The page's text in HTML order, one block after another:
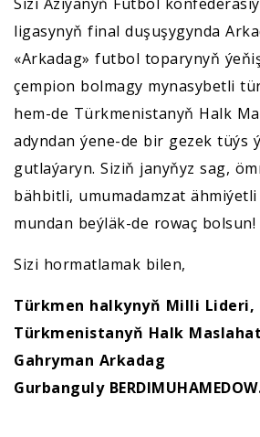
ligasynyň final duşuşygynda
«Arkadag» futbol toparynyň
çempion bolmagy mynasybetli
hem-de Türkmenistanyň Halk
adyndan ýene-de bir gezek tüýs
gutlaýaryn. Siziň janyňyz sag,
bähbitli, umumadamzat
mundan beýläk-de rowaç bolsun!
Sizi hormatlamak bilen,
Türkmen halkynyň Milli Lideri,
Türkmenistanyň Halk
Gahryman Arkadag
Gurbanguly